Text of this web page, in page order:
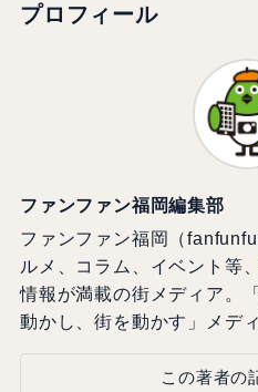
プロフィール
ファンファン福岡編集部
ファンファン福岡（
ルメ、コラム、イベント等
情報が満載の街メディア。
動かし、街を動かす」メデ
この著者の